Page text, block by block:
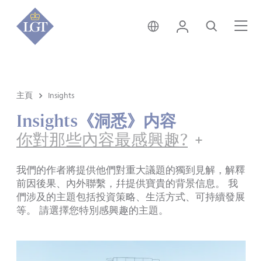
香港 • 中文
登錄 尋找
主頁 Insights
Insights《洞悉》内容
你對那些內容最感興趣?
我們的作者將提供他們對重大議題的獨到見解，解釋
前因後果、內外聯繫，幷提供寶貴的背景信息。 我
們涉及的主題包括投資策略、生活方式、可持續發展
等。 請選擇您特別感興趣的主題。